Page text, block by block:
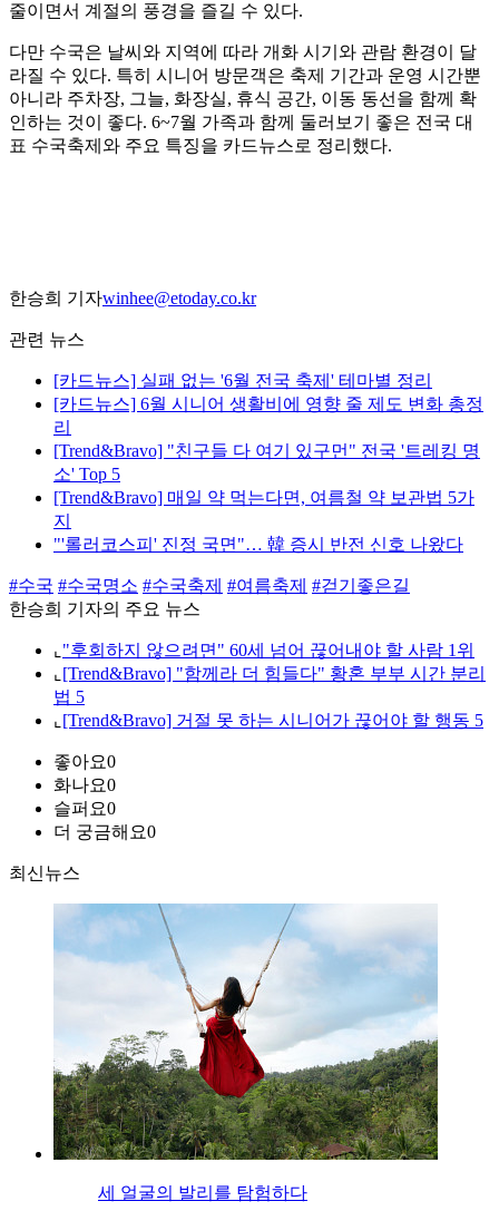
줄이면서 계절의 풍경을 즐길 수 있다.
다만 수국은 날씨와 지역에 따라 개화 시기와 관람 환경이 달
라질 수 있다. 특히 시니어 방문객은 축제 기간과 운영 시간뿐
아니라 주차장, 그늘, 화장실, 휴식 공간, 이동 동선을 함께 확
인하는 것이 좋다. 6~7월 가족과 함께 둘러보기 좋은 전국 대
표 수국축제와 주요 특징을 카드뉴스로 정리했다.
한승희 기자winhee@etoday.co.kr
관련 뉴스
[카드뉴스] 실패 없는 '6월 전국 축제' 테마별 정리
[카드뉴스] 6월 시니어 생활비에 영향 줄 제도 변화 총정
리
[Trend&Bravo] "친구들 다 여기 있구먼" 전국 '트레킹 명
소' Top 5
[Trend&Bravo] 매일 약 먹는다면, 여름철 약 보관법 5가
지
"'롤러코스피' 진정 국면"… 韓 증시 반전 신호 나왔다
#수국 #수국명소 #수국축제 #여름축제 #걷기좋은길
한승희 기자의 주요 뉴스
⌞ "후회하지 않으려면" 60세 넘어 끊어내야 할 사람 1위
⌞ [Trend&Bravo] "함께라 더 힘들다" 황혼 부부 시간 분리
법 5
⌞ [Trend&Bravo] 거절 못 하는 시니어가 끊어야 할 행동 5
좋아요0
화나요0
슬퍼요0
더 궁금해요0
최신뉴스
세 얼굴의 발리를 탐험하다